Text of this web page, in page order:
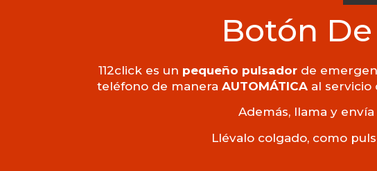
Botón
112click es un pequeño pulsadorde
teléfono de manera AUTOMÁTICA al servicio
Además, llama y
Llévalo colgado, como